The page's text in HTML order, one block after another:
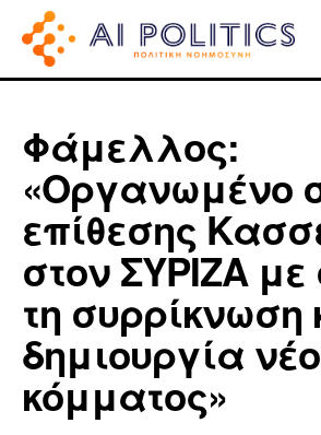
Φάμελλος:
«Οργανωμένο
επίθεσης
στον ΣΥΡΙΖΑ με
τη συρρίκνωση
δημιουργία
κόμματος»